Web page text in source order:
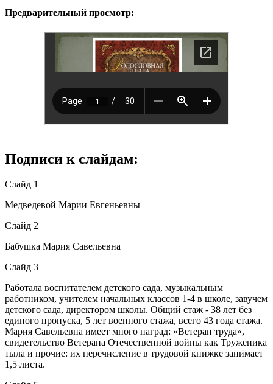
Предварительный просмотр:
Подписи к слайдам:
Слайд 1
Медведевой Марии Евгеньевны
Слайд 2
Бабушка Мария Савельевна
Слайд 3
Работала воспитателем детского сада, музыкальным
работником, учителем начальных классов 1-4 в школе, завучем
детского сада, директором школы. Общий стаж - 38 лет без
единого пропуска, 5 лет военного стажа, всего 43 года стажа.
Мария Савельевна имеет много наград: «Ветеран труда»,
свидетельство Ветерана Отечественной войны как Труженика
тыла и прочие: их перечисление в трудовой книжке занимает
1,5 листа.